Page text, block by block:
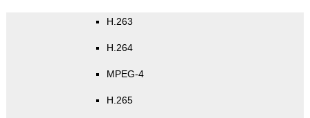
H.263
H.264
MPEG-4
H.265